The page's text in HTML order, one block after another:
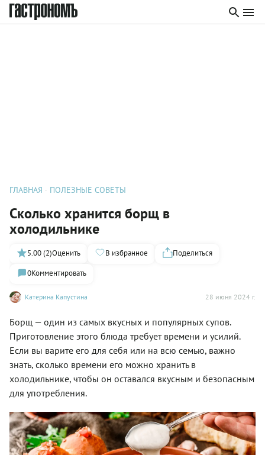
ГЛАВНАЯ ПОЛЕЗНЫЕ СОВЕТЫ
Сколько хранится борщ в
холодильнике
Катерина Капустина 28 июня 2024 г.
5.00 (2)Оценить В избранное
Поделиться
0Комментировать
Борщ — один из самых вкусных и популярных супов.
Приготовление этого блюда требует времени и усилий.
Если вы варите его для себя или на всю семью, важно
знать, сколько времени его можно хранить в
холодильнике, чтобы он оставался вкусным и безопасным
для употребления.